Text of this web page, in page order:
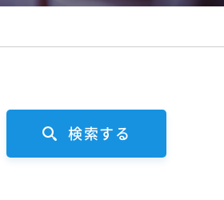
検索する